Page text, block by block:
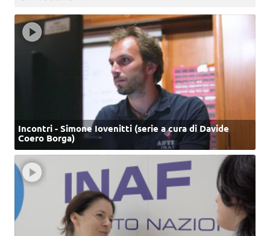
Incontri - Simone Iovenitti (serie a cura di Davide
Coero Borga)